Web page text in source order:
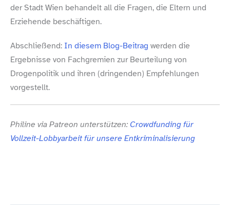
der Stadt Wien behandelt all die Fragen, die Eltern und
Erziehende beschäftigen.
Abschließend: In diesem Blog-​Beitrag werden die
Ergebnisse von Fachgremien zur Beurteilung von
Drogenpolitik und ihren (dringenden) Empfehlungen
vorgestellt.
Philine via Patreon unterstützen:Crowdfunding für
Vollzeit-​Lobbyarbeit für unsere Entkriminalisierung